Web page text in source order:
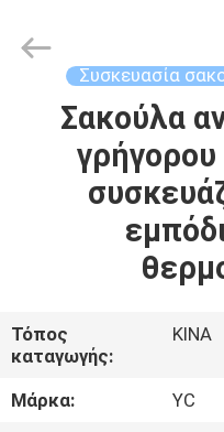
ΣΠΊΤΙ
ΠΡΟΪΌΝΤΑ
ΓΎΡΟΣ
ΕΡΓΟΣΤΑΣΊΩΝ
Printing
Συσκευασία
Σακούλα
Τόπος
καταγωγής:
ΚΙΝΑ
Μάρκα:
YC